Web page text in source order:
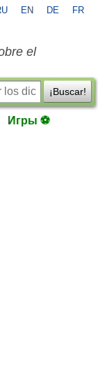
EN DE FR
el
¡Buscar!
Игры ⚽